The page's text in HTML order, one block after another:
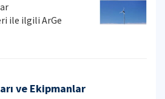
ile ilgili ArGe
ve Ekipmanlar